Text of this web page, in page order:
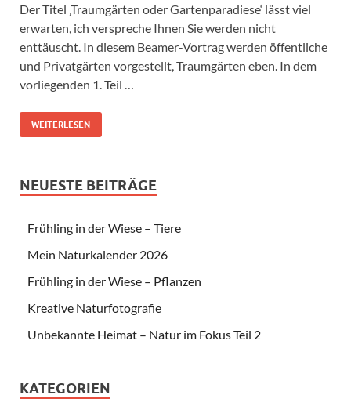
Der Titel ‚Traumgärten oder Gartenparadiese‘ lässt viel
erwarten, ich verspreche Ihnen Sie werden nicht
enttäuscht. In diesem Beamer-Vortrag werden öffentliche
und Privatgärten vorgestellt, Traumgärten eben. In dem
vorliegenden 1. Teil …
WEITERLESEN
NEUESTE BEITRÄGE
Frühling in der Wiese – Tiere
Mein Naturkalender 2026
Frühling in der Wiese – Pflanzen
Kreative Naturfotografie
Unbekannte Heimat – Natur im Fokus Teil 2
KATEGORIEN